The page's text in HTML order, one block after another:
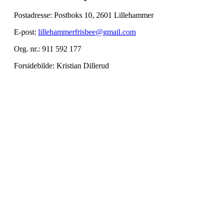
Postadresse: Postboks 10, 2601 Lillehammer
E-post: lillehammerfrisbee@gmail.com
Org. nr.: 911 592 177
Forsidebilde: Kristian Dillerud